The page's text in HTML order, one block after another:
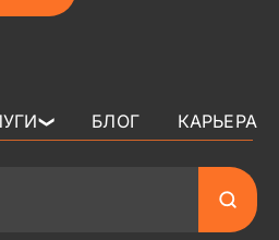
❯ БЛОГ
КАРЬЕРА